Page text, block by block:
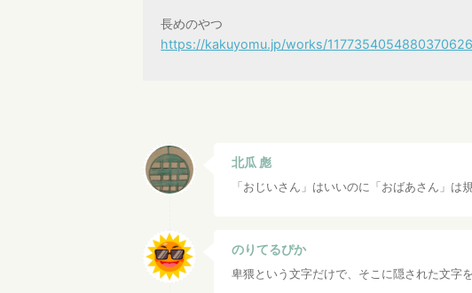
長めのやつ
https://kakuyomu.jp/works/1177354054880370626
北瓜 彪
「おじいさん」はいいのに「おばあさん」
のりてるぴか
卑猥という文字だけで、そこに隠された文字